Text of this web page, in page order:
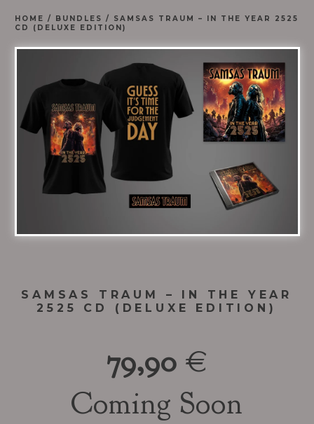
HOME / BUNDLES /
SAMSAS TRAUM – IN THE YEAR 2525
CD (DELUXE EDITION)
SAMSAS TRAUM – IN THE YEAR
2525 CD (DELUXE EDITION)
79,90 €
Coming Soon